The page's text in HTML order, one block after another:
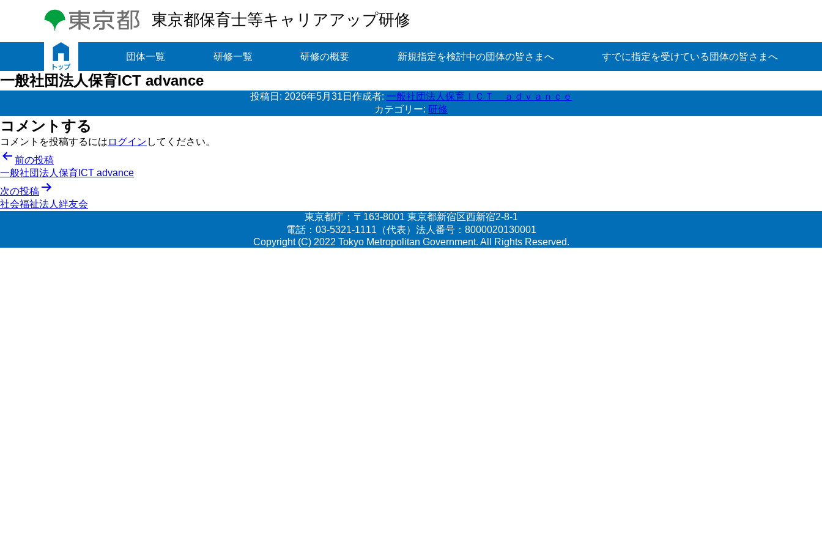
東京都保育士等キャリアアップ研修
団体一覧 研修一覧 研修の概要 新規指定を検討中の団体の皆さまへ すでに指定を受けている団体の皆さまへ
一般社団法人保育ICT advance
投稿日: 2026年5月31日 作成者: 一般社団法人保育ＩＣＴ ａｄｖａｎｃｅ
カテゴリー: 研修
コメントする
コメントを投稿するには ログイン してください。
投
稿
ナ
ビ
前の投稿
一般社団法人保育ICT advance
次の投稿
社会福祉法人絆友会
東京都庁：〒163-8001 東京都新宿区西新宿2-8-1
電話：03-5321-1111（代表）法人番号：8000020130001
Copyright (C) 2022 Tokyo Metropolitan Government. All Rights Reserved.